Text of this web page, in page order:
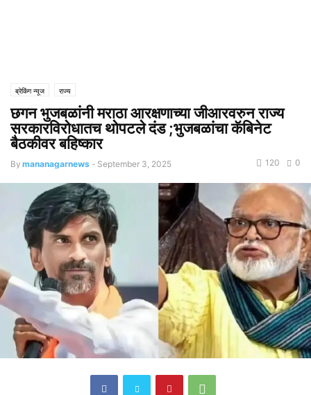
ब्रेकिंग न्यूज राज्य
छगन भुजबळांनी मराठा आरक्षणाच्या जीआरवरुन राज्य
सरकारविरोधातच थोपटले दंड ;भुजबळांचा कॅबिनेट
बैठकीवर बहिष्कार
By mananagarnews - September 3, 2025 0
120